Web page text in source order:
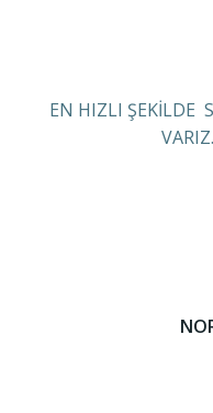
EN HIZLI ŞEKİLDE